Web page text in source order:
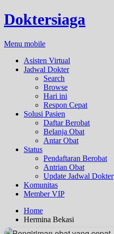
Doktersiaga
Menu mobile
Asisten Virtual
Jadwal Dokter
Search
Browse
Hari ini
Respon Cepat
Solusi Pasien
Daftar Berobat
Belanja Obat
Antar Obat
Status
Pendaftaran Berobat
Antrian Obat
Update Jadwal Dokter
Komunitas
Member VIP
Home
Hermina Bekasi